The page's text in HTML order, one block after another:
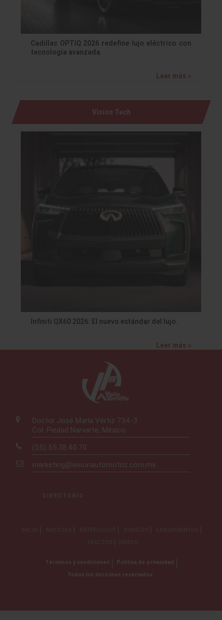
Cadillac OPTIQ 2026 redefine lujo eléctrico con
tecnología avanzada.
Leer más »
Visión Tech
Infiniti QX60 2026: El nuevo estándar del lujo.
Leer más »
Doctor José María Vértiz 734-3
Col. Piedad Narvarte, México
(55) 55.38.40.70
marketing@visionautomotriz.com.mx
DIRECTORIO
INICIO NOTICIAS ENTREVISTAS EVENTOS
LANZAMIENTOS
TRACTOS
VIDEOS
Términos y condiciones
Política de privacidad
Todos los derechos reservados